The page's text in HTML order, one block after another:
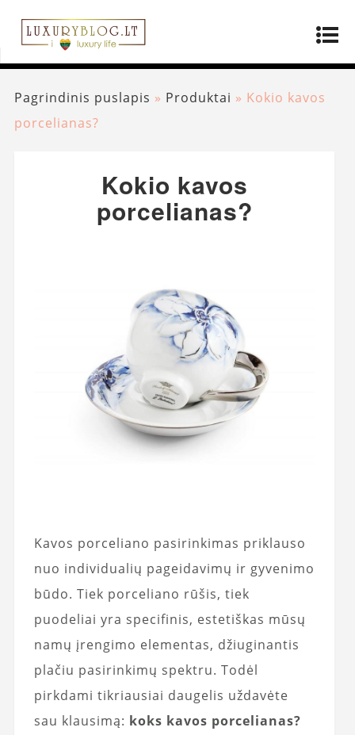
Pagrindinis puslapis » Produktai » Kokio kavos
porcelianas?
Kokio kavos
porcelianas?
Kavos porceliano pasirinkimas priklauso
nuo individualių pageidavimų ir gyvenimo
būdo. Tiek porceliano rūšis, tiek
puodeliai yra specifinis, estetiškas mūsų
namų įrengimo elementas, džiuginantis
plačiu pasirinkimų spektru. Todėl
pirkdami tikriausiai daugelis uždavėte
sau klausimą: koks kavos porcelianas?